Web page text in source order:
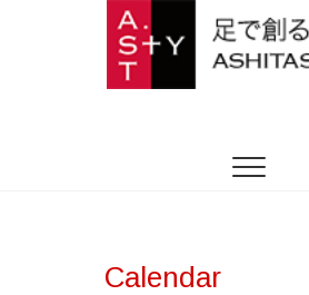
Calendar
2:00 AM
5:00 AM